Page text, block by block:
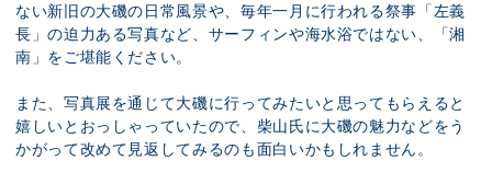
ない新旧の大磯の日常風景や、毎年一月に行われる祭事「左義
長」の迫力ある写真など、サーフィンや海水浴ではない、「湘
南」をご堪能ください。
また、写真展を通じて大磯に行ってみたいと思ってもらえると
嬉しいとおっしゃっていたので、柴山氏に大磯の魅力などをう
かがって改めて見返してみるのも面白いかもしれません。